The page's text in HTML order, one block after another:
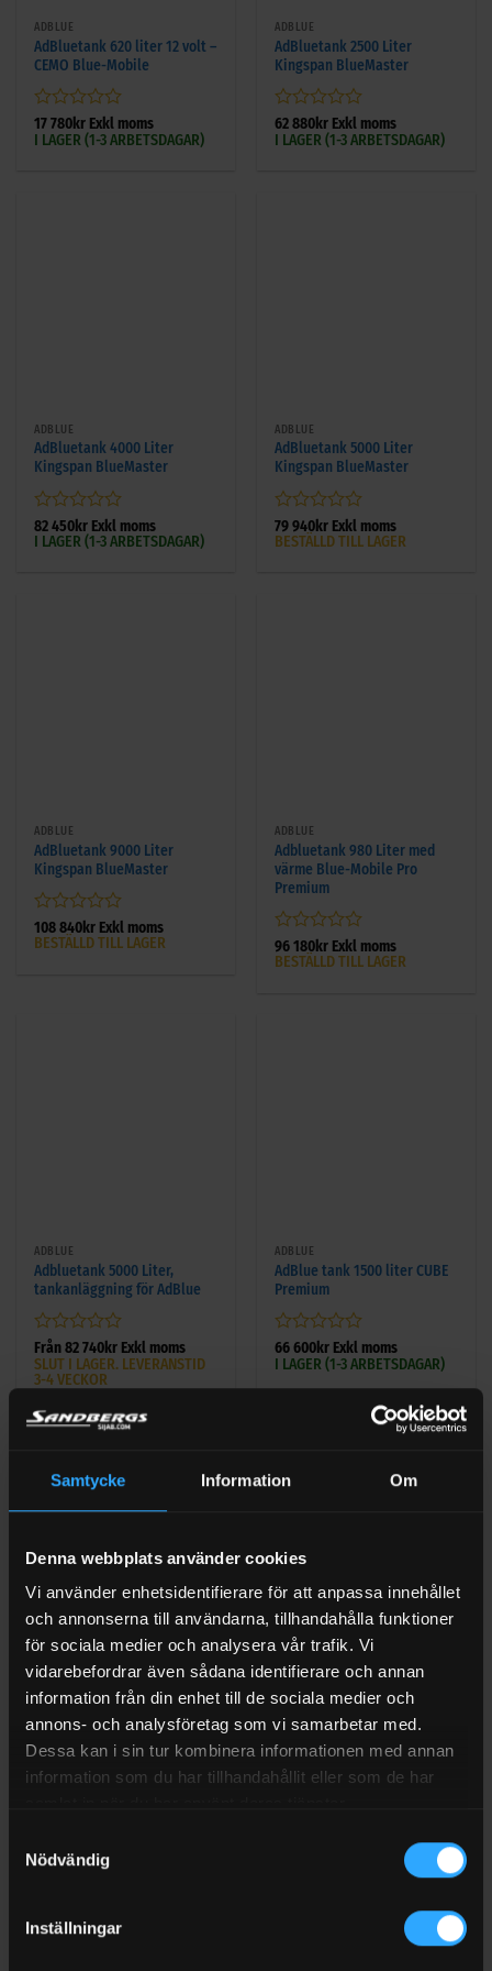
Samtycke Information Om
Denna webbplats använder cookies
Vi använder enhetsidentifierare för att anpassa innehållet
och annonserna till användarna, tillhandahålla funktioner
för sociala medier och analysera vår trafik. Vi
vidarebefordrar även sådana identifierare och annan
information från din enhet till de sociala medier och
annons- och analysföretag som vi samarbetar med.
Dessa kan i sin tur kombinera informationen med annan
information som du har tillhandahållit eller som de har
Nödvändig
Inställningar
ADBLUE
AdBluetank 620 liter 12 volt –
CEMO Blue-Mobile
Betygsatt
0
17 780kr Exkl moms
I LAGER (1-3 ARBETSDAGAR)
ADBLUE
AdBluetank 2500 Liter
Kingspan BlueMaster
Betygsatt
0
62 880kr Exkl moms
I LAGER (1-3 ARBETSDAGAR)
ADBLUE
AdBluetank 4000 Liter
Kingspan BlueMaster
Betygsatt
82 450kr Exkl moms
I LAGER (1-3 ARBETSDAGAR)
ADBLUE
AdBluetank 5000 Liter
Kingspan BlueMaster
Betygsatt
0
79 940kr Exkl moms
BESTÄLLD TILL LAGER
ADBLUE
AdBluetank 9000 Liter
Kingspan BlueMaster
Betygsatt
0
108 840kr Exkl moms
BESTÄLLD TILL LAGER
ADBLUE
Adbluetank 980 Liter med
värme Blue-Mobile Pro
Premium
Betygsatt
0
96 180kr Exkl moms
BESTÄLLD TILL LAGER
ADBLUE
Adbluetank 5000 Liter,
tankanläggning för AdBlue
Betygsatt
0
av
Från82 740kr Exkl moms
SLUT I LAGER. LEVERANSTID
3-4 VECKOR
ADBLUE
AdBlue tank 1500 liter CUBE
Premium
Betygsatt
0
66 600kr Exkl moms
I LAGER (1-3 ARBETSDAGAR)
ADBLUE
AdBluetank 2500 Liter Cube
Premium
0
I LAGER (1-3 ARBETSDAGAR)
ADBLUE
AdBluetank 1500 Liter
stationär Cemo Cube Basic
0
56 940
BESTÄLLD TILL LAGER